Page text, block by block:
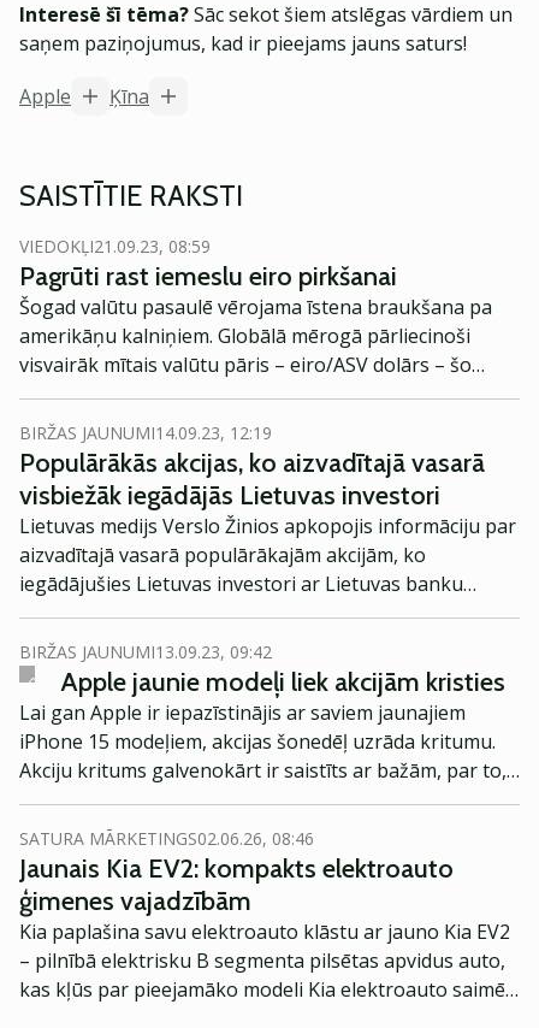
Interesē šī tēma?Sāc sekot šiem atslēgas vārdiem un
saņem paziņojumus, kad ir pieejams jauns saturs!
Apple
Ķīna
SAISTĪTIE RAKSTI
VIEDOKĻI21.09.23, 08:59
Pagrūti rast iemeslu eiro pirkšanai
Šogad valūtu pasaulē vērojama īstena braukšana pa
amerikāņu kalniņiem. Globālā mērogā pārliecinoši
visvairāk mītais valūtu pāris – eiro/ASV dolārs – šo
gadu uzsāka pie 1.07 ASV dolāru atzīmes.
BIRŽAS JAUNUMI14.09.23, 12:19
Populārākās akcijas, ko aizvadītajā vasarā
visbiežāk iegādājās Lietuvas investori
Lietuvas medijs Verslo Žinios apkopojis informāciju par
aizvadītajā vasarā populārākajām akcijām, ko
iegādājušies Lietuvas investori ar Lietuvas banku
starpniecību. Ieskatāmies!
BIRŽAS JAUNUMI13.09.23, 09:42
Apple jaunie modeļi liek akcijām kristies
Lai gan Apple ir iepazīstinājis ar saviem jaunajiem
iPhone 15 modeļiem, akcijas šonedēļ uzrāda kritumu.
Akciju kritums galvenokārt ir saistīts ar bažām, par to,
kā problēmas Ķīnā varētu ietekmēt turpmāko
pieprasījumu un ražošanu. Tāpat investori jaunajos
modeļos nesaskatīja lielus pārsteigumus.
SATURA MĀRKETINGS02.06.26, 08:46
Jaunais Kia EV2: kompakts elektroauto
ģimenes vajadzībām
Kia paplašina savu elektroauto klāstu ar jauno Kia EV2
– pilnībā elektrisku B segmenta pilsētas apvidus auto,
kas kļūs par pieejamāko modeli Kia elektroauto saimē